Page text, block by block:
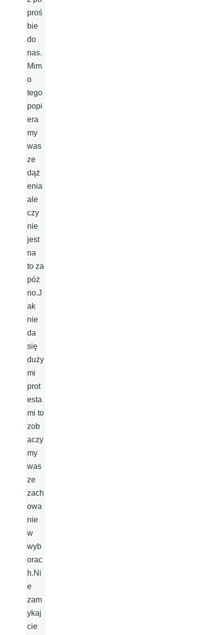
proś
bie
do
nas.
Mim
o
tego
popi
era
my
was
ze
dąż
enia
ale
czy
nie
jest
na
to za
póż
no.J
ak
nie
da
się
duży
mi
prot
esta
mi to
zob
aczy
my
was
ze
zach
owa
nie
w
wyb
orac
h.Ni
e
zam
ykaj
cie